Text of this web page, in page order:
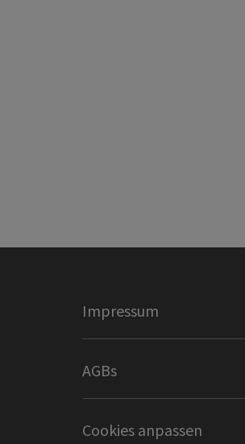
Impressum
AGBs
Cookies anpassen